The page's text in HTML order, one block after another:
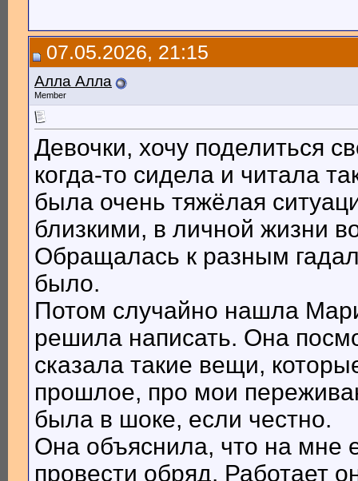
07.05.2026, 21:15
Алла Алла
Member
Девочки, хочу поделиться
когда-то сидела и читала
была очень тяжёлая
близкими, в личной жизни
Обращалась к разным
было.
Потом случайно нашла
решила написать. Она
сказала такие вещи,
прошлое, про мои
была в шоке, если честно.
Она объяснила, что на мне
провести обряд. Работает